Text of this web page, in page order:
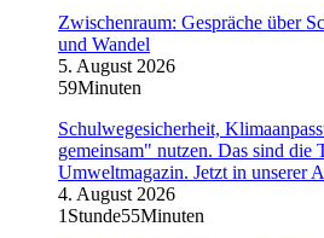
Zwischenraum: Gespräche über
und Wandel
5. August 2026
59Minuten
Schulwegesicherheit,
gemeinsam" nutzen. Das sind die
Umweltmagazin. Jetzt in unserer
4. August 2026
1Stunde55Minuten